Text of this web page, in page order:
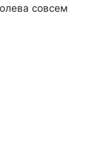
совсем